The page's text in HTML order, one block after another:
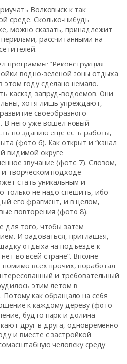
Волковыск к так
среде. Сколько-нибудь
можно сказать‚ принадлежит
рассчитанными на
программы: “Реконструкция
водно-зеленой зоны отдыха
этом году сделано немало.
каскад запруд-водоемов. Они
хотя лишь упреждают‚
своеобразного
В него уже вошел новый
по зданию еще есть работы‚
(фото 6). Как открыт и “канал
видимой округе
звучание (фото 7). Словом‚
творческом подходе
стать уникальным и
только не надо спешить‚ ибо
его фрагмент‚ и в целом‚
повторения (фото 8).
для того‚ чтобы затем
И радоваться‚ приглашая‚
отдыха на подъезде к
во всей стране”. Вполне
помимо всех прочих‚ поработал
и требовательный
этим летом в
Потому как обращало на себя
к каждому дереву (фото
будто парк и долина
друг в друга‚ одновременно
и вместе с застройкой
человеку среду